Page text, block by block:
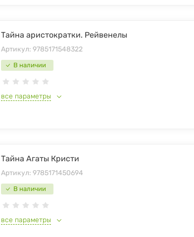
В наличии
Тайна аристократки. Рейвенелы
Артикул: 9785171548322
все параметры
В наличии
Тайна Агаты Кристи
Артикул: 9785171450694
все параметры